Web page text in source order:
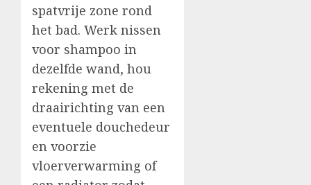
spatvrije zone rond
het bad. Werk nissen
voor shampoo in
dezelfde wand, hou
rekening met de
draairichting van een
eventuele douchedeur
en voorzie
vloerverwarming of